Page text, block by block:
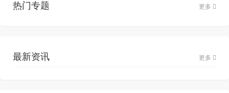
热门专题 更多
最新资讯 更多